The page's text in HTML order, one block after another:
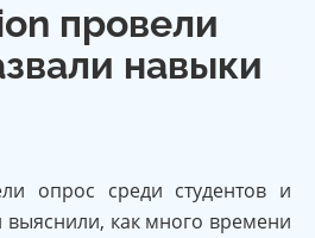
провели
навыки
опрос среди студентов и
выяснили, как много времени